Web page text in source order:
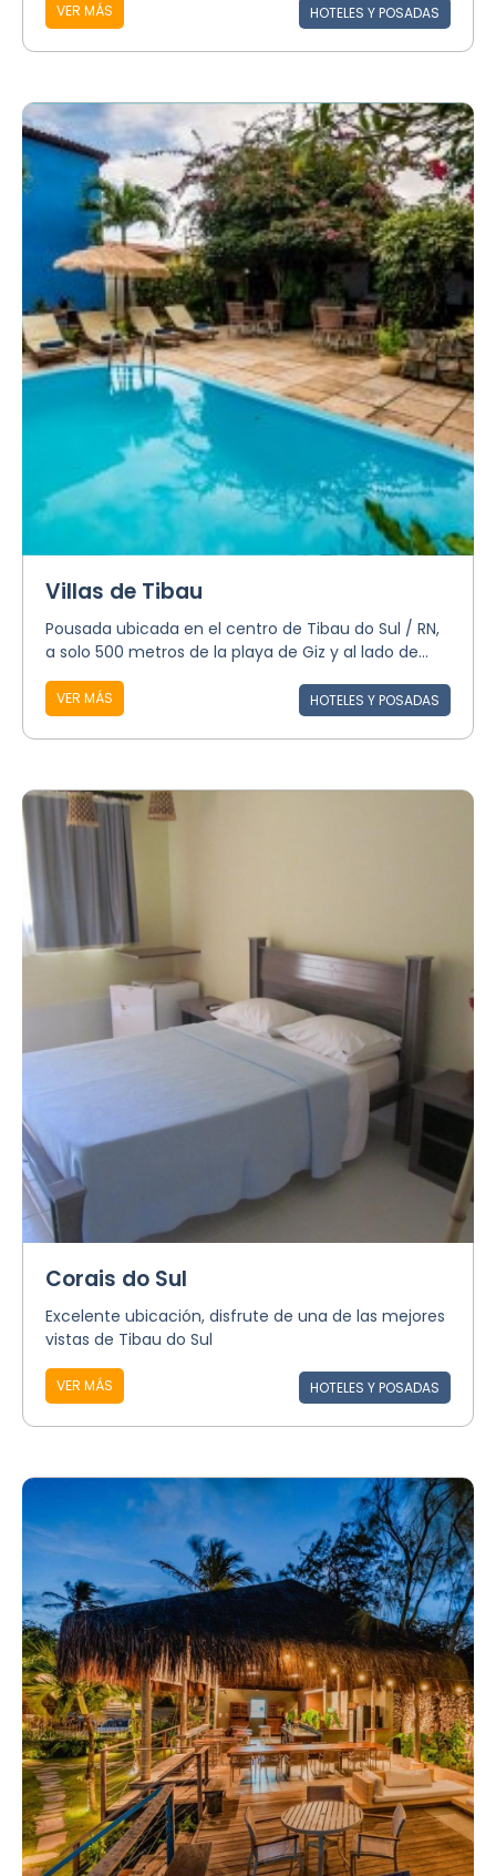
VER MÁS HOTELES Y POSADAS
Villas de Tibau
Pousada ubicada en el centro de Tibau do Sul / RN,
a solo 500 metros de la playa de Giz y al lado de...
VER MÁS HOTELES Y POSADAS
Corais do Sul
Excelente ubicación, disfrute de una de las mejores
vistas de Tibau do Sul
VER MÁS HOTELES Y POSADAS